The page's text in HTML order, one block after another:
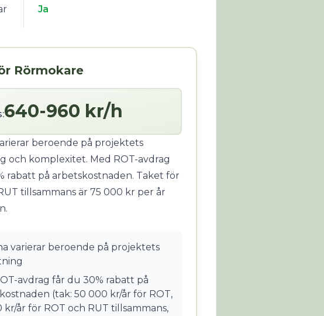
Ja
Rörmokare
640-960 kr/h
beroende på projektets
och komplexitet. Med ROT-avdrag
rabatt på arbetskostnaden. Taket för
tillsammans är 75 000 kr per år
varierar beroende på projektets
avdrag får du 30% rabatt på
(tak: 50 000 kr/år för ROT,
kr/år för ROT och RUT tillsammans,